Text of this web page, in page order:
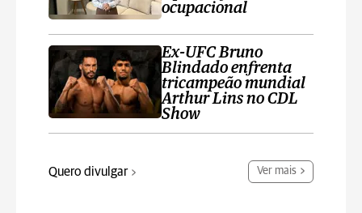
ocupacional
Ex-UFC Bruno
Blindado enfrenta
tricampeão mundial
Arthur Lins no CDL
Show
Quero divulgar Ver mais